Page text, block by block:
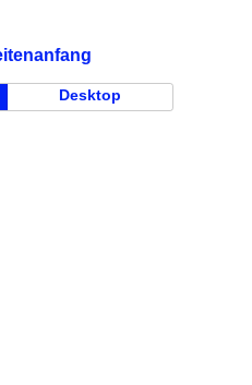
Desktop